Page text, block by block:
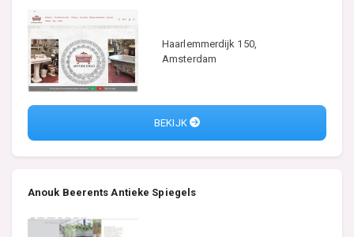
Haarlemmerdijk 150,
Amsterdam
BEKIJK
Anouk Beerents Antieke Spiegels